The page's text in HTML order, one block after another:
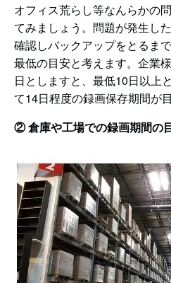
オフィス荒らし等なんらかの
てみましょう。問題が発生し
確認しバックアップをとるま
最低の目安と考えます。企業
日としますと、最低10日以上
て14日程度の録画保存期間が
② 倉庫や工場での録画期間の